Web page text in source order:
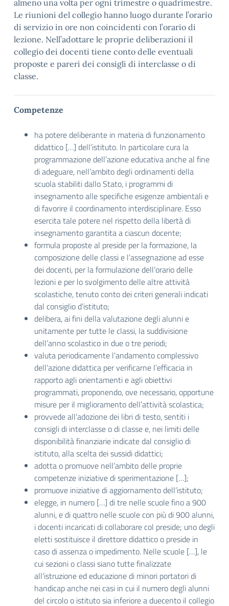
almeno una volta per ogni trimestre o quadrimestre.
Le riunioni del collegio hanno luogo durante l’orario
di servizio in ore non coincidenti con l’orario di
lezione. Nell’adottare le proprie deliberazioni il
collegio dei docenti tiene conto delle eventuali
proposte e pareri dei consigli di interclasse o di
classe.
Competenze
ha potere deliberante in materia di funzionamento
didattico […] dell’istituto. In particolare cura la
programmazione dell’azione educativa anche al fine
di adeguare, nell’ambito degli ordinamenti della
scuola stabiliti dallo Stato, i programmi di
insegnamento alle specifiche esigenze ambientali e
di favorire il coordinamento interdisciplinare. Esso
esercita tale potere nel rispetto della libertà di
insegnamento garantita a ciascun docente;
formula proposte al preside per la formazione, la
composizione delle classi e l’assegnazione ad esse
dei docenti, per la formulazione dell’orario delle
lezioni e per lo svolgimento delle altre attività
scolastiche, tenuto conto dei criteri generali indicati
dal consiglio d’istituto;
delibera, ai fini della valutazione degli alunni e
unitamente per tutte le classi, la suddivisione
dell’anno scolastico in due o tre periodi;
valuta periodicamente l’andamento complessivo
dell’azione didattica per verificarne l’efficacia in
rapporto agli orientamenti e agli obiettivi
programmati, proponendo, ove necessario, opportune
misure per il miglioramento dell’attività scolastica;
provvede all’adozione dei libri di testo, sentiti i
consigli di interclasse o di classe e, nei limiti delle
disponibilità finanziarie indicate dal consiglio di
istituto, alla scelta dei sussidi didattici;
adotta o promuove nell’ambito delle proprie
competenze iniziative di sperimentazione […];
promuove iniziative di aggiornamento dell’istituto;
elegge, in numero […] di tre nelle scuole fino a 900
alunni, e di quattro nelle scuole con più di 900 alunni,
i docenti incaricati di collaborare col preside; uno degli
eletti sostituisce il direttore didattico o preside in
caso di assenza o impedimento. Nelle scuole […], le
cui sezioni o classi siano tutte finalizzate
all’istruzione ed educazione di minori portatori di
handicap anche nei casi in cui il numero degli alunni
del circolo o istituto sia inferiore a duecento il collegio